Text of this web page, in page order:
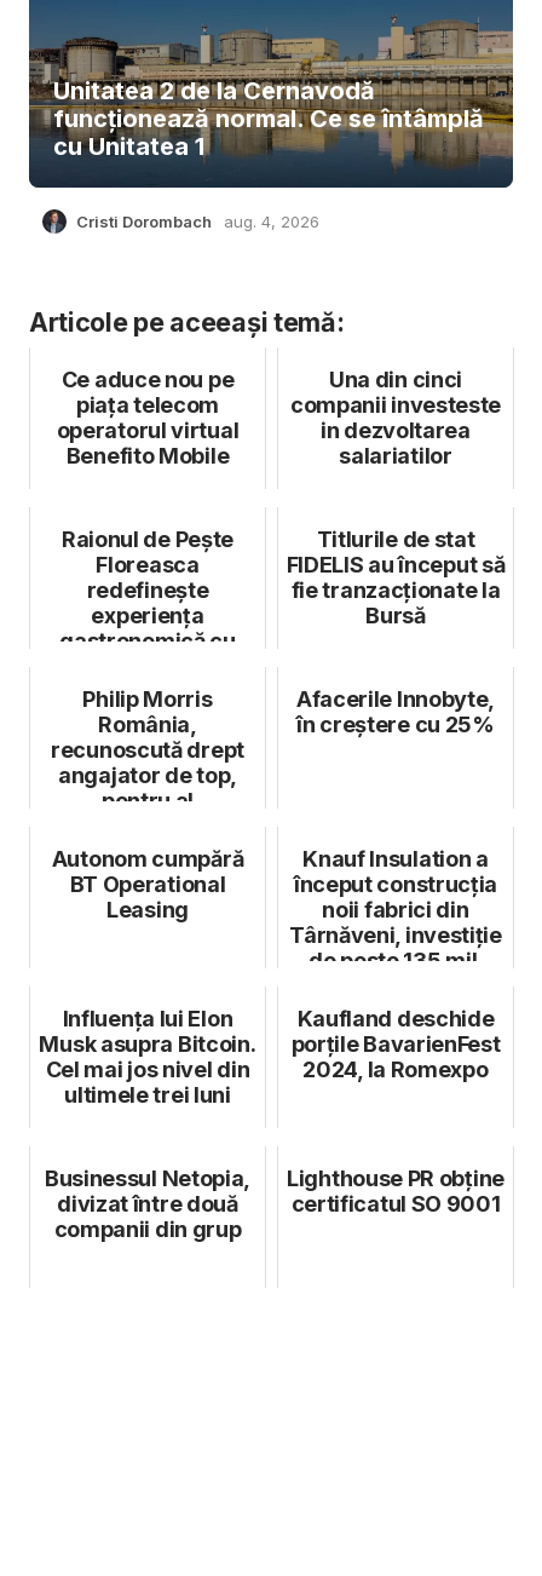
Unitatea 2 de la Cernavodă
funcționează normal. Ce se întâmplă
cu Unitatea 1
Cristi Dorombach aug. 4, 2026
Articole pe aceeași temă:
Ce aduce nou pe
piața telecom
operatorul virtual
Benefito Mobile
Una din cinci
companii investeste
in dezvoltarea
salariatilor
Raionul de Pește
Floreasca
redefinește
experiența
gastronomică cu
conceptului Chef
Table
Titlurile de stat
FIDELIS au început să
fie tranzacționate la
Bursă
Philip Morris
România,
recunoscută drept
angajator de top,
pentru al
consecutiv
Afacerile Innobyte,
în creștere cu 25%
Autonom cumpără
BT Operational
Leasing
Knauf Insulation a
început construcția
noii fabrici din
Târnăveni, investiție
de peste 135 mil.
Influența lui Elon
Musk asupra Bitcoin.
Cel mai jos nivel din
ultimele trei luni
Kaufland deschide
porțile BavarienFest
2024, la Romexpo
Businessul Netopia,
divizat între două
companii din grup
Lighthouse PR obține
certificatuI SO 9001